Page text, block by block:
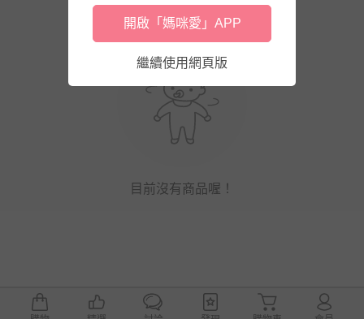
目前沒有商品喔！
開啟「媽咪愛」APP
繼續使用網頁版